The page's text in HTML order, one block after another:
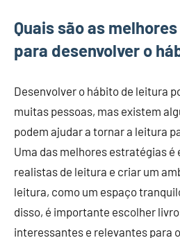
Quais são as
para desenvolver o
Desenvolver o hábito de leitura
muitas pessoas, mas existem
podem ajudar a tornar a leitura
Uma das melhores estratégias
realistas de leitura e criar um
leitura, como um espaço
disso, é importante escolher
interessantes e relevantes para